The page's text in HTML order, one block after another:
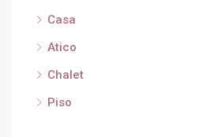
Casa
Atico
Chalet
Piso